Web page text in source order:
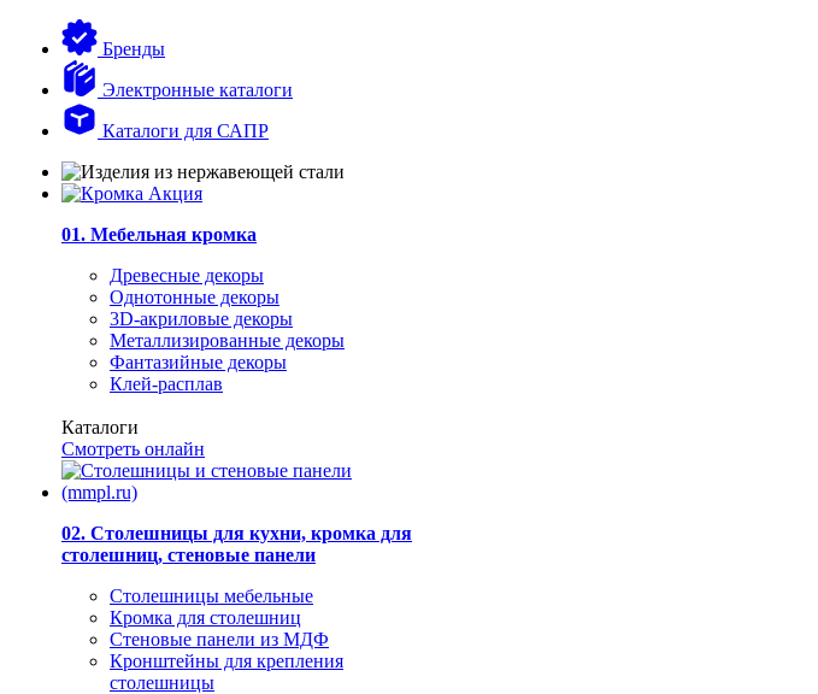
Бренды
Электронные каталоги
Каталоги для САПР
01. Мебельная кромка
Древесные декоры
Однотонные декоры
3D-акриловые декоры
Металлизированные декоры
Фантазийные декоры
Клей-расплав
Каталоги
Смотреть онлайн
02. Столешницы для кухни, кромка для
столешниц, стеновые панели
Столешницы мебельные
Кромка для столешниц
Стеновые панели из МДФ
Кронштейны для крепления
столешницы